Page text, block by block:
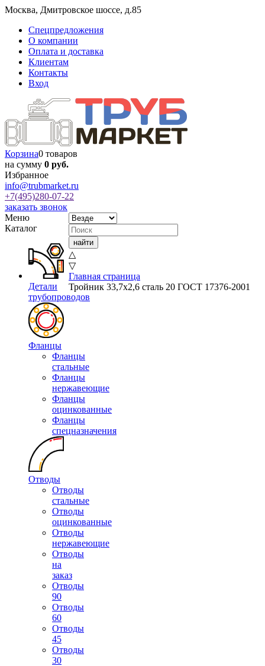
Москва, Дмитровское шоссе, д.85
Спецпредложения
О компании
Оплата и доставка
Клиентам
Контакты
Вход
Корзина0 товаров
на сумму 0 руб.
Избранное
info@trubmarket.ru
+7(495)280-07-22
заказать звонок
Меню
Каталог
Детали
трубопроводов
Фланцы
Фланцы
стальные
Фланцы
нержавеющие
Фланцы
оцинкованные
Фланцы
спецназначения
Отводы
Отводы
стальные
Отводы
оцинкованные
Отводы
нержавеющие
Отводы
на
заказ
Отводы
90
Отводы
60
Отводы
45
Отводы
30
△
▽
Главная страница
Тройник 33,7х2,6 сталь 20 ГОСТ 17376-2001